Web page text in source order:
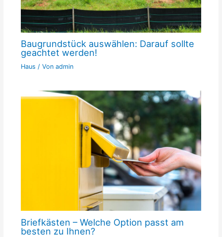
Baugrundstück auswählen: Darauf sollte
geachtet werden!
Haus / Von admin
Briefkästen – Welche Option passt am
besten zu Ihnen?